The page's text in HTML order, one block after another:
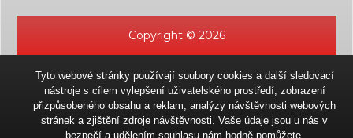
Copyright © 2026
Tyto webové stránky používají soubory cookies a další sledovací
nástroje s cílem vylepšení uživatelského prostředí, zobrazení
přizpůsobeného obsahu a reklam, analýzy návštěvnosti webových
stránek a zjištění zdroje návštěvnosti. Vaše údaje jsou u nás v
bezpečí a udělením souhlasu nám hodně pomůžete.